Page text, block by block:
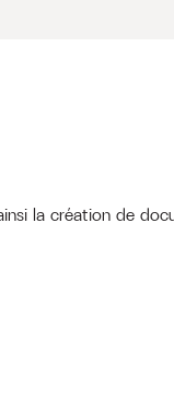
la création de